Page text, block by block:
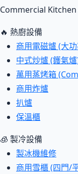
Commercial Kitchen
🔥 熱廚設備
商用電磁爐 (大
中式炒爐 (鑊氣
萬用蒸烤箱
商用炸爐
扒爐
保溫櫃
🧊 製冷設備
製冰機維修
商用雪櫃 (四門/